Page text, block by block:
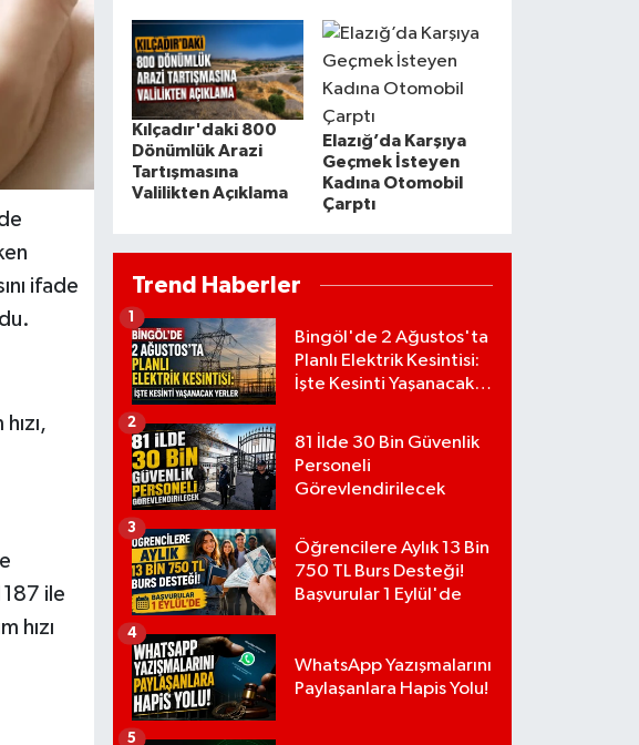
ifade
ile
hızı
Kılçadır'daki 800
Dönümlük Arazi
Tartışmasına
Valilikten Açıklama
Elazığ’da Karşıya
Geçmek İsteyen
Kadına Otomobil
Çarptı
Trend Haberler
Bingöl'de 2 Ağustos'ta
Planlı Elektrik Kesintisi:
İşte Kesinti Yaşanacak
1
81 İlde 30 Bin Güvenlik
Personeli
Görevlendirilecek
2
Öğrencilere Aylık 13 Bin
750 TL Burs Desteği!
Başvurular 1 Eylül'de
3
WhatsApp Yazışmalarını
Paylaşanlara Hapis Yolu!
4
5